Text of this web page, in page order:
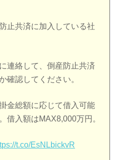
止共済に加入している社
連絡して、倒産防止共済
確認してください。
金総額に応じて借入可能
借入額はMAX8,000万円。
t.co/EsNLbickvR